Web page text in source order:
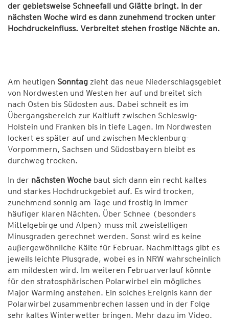
der gebietsweise Schneefall und Glätte bringt. In der
nächsten Woche wird es dann zunehmend trocken unter
Hochdruckeinfluss. Verbreitet stehen frostige Nächte an.
Am heutigen Sonntag zieht das neue Niederschlagsgebiet
von Nordwesten und Westen her auf und breitet sich
nach Osten bis Südosten aus. Dabei schneit es im
Übergangsbereich zur Kaltluft zwischen Schleswig-
Holstein und Franken bis in tiefe Lagen. Im Nordwesten
lockert es später auf und zwischen Mecklenburg-
Vorpommern, Sachsen und Südostbayern bleibt es
durchweg trocken.
In der nächsten Woche baut sich dann ein recht kaltes
und starkes Hochdruckgebiet auf. Es wird trocken,
zunehmend sonnig am Tage und frostig in immer
häufiger klaren Nächten. Über Schnee (besonders
Mittelgebirge und Alpen) muss mit zweistelligen
Minusgraden gerechnet werden. Sonst wird es keine
außergewöhnliche Kälte für Februar. Nachmittags gibt es
jeweils leichte Plusgrade, wobei es in NRW wahrscheinlich
am mildesten wird. Im weiteren Februarverlauf könnte
für den stratosphärischen Polarwirbel ein mögliches
Major Warming anstehen. Ein solches Ereignis kann der
Polarwirbel zusammenbrechen lassen und in der Folge
sehr kaltes Winterwetter bringen. Mehr dazu im Video.